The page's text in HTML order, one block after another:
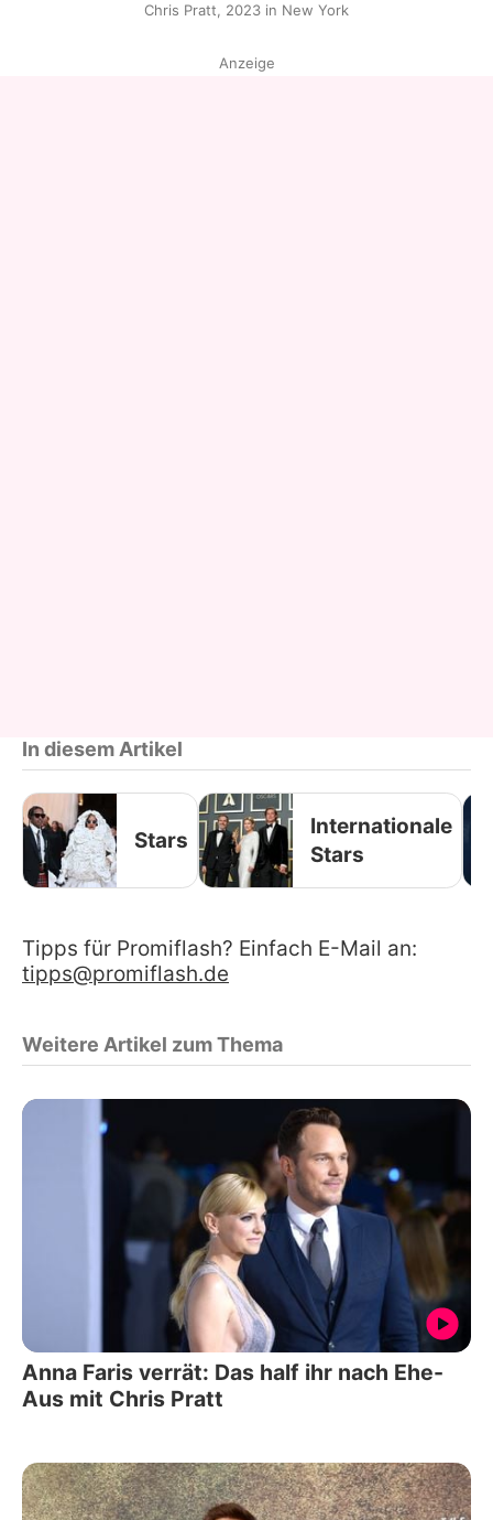
Chris Pratt, 2023 in New York
Anzeige
In diesem Artikel
Stars
Internationale
Stars
Tipps für Promiflash? Einfach E-Mail an:
tipps@promiflash.de
Weitere Artikel zum Thema
Anna Faris verrät: Das half ihr nach Ehe-
Aus mit Chris Pratt